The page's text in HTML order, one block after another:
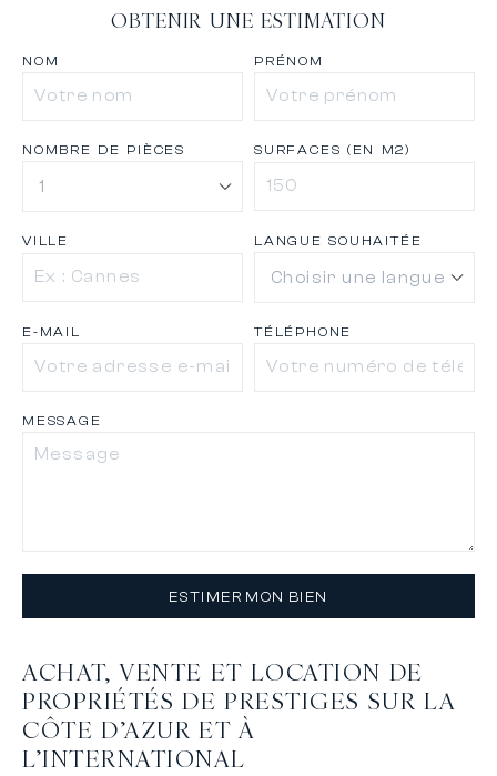
OBTENIR UNE ESTIMATION
NOM PRÉNOM
NOMBRE DE PIÈCES SURFACES (EN M2)
VILLE LANGUE SOUHAITÉE
E-MAIL TÉLÉPHONE
MESSAGE
ESTIMER MON BIEN
ACHAT, VENTE ET LOCATION DE
PROPRIÉTÉS DE PRESTIGES SUR LA
CÔTE D’AZUR ET À
L’INTERNATIONAL